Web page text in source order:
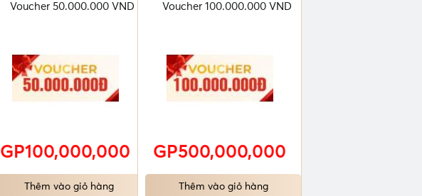
Voucher 50.000.000 VND
GP100,000,000
Thêm vào giỏ hàng
Voucher 100.000.000 VND
GP500,000,000
Thêm vào giỏ hàng